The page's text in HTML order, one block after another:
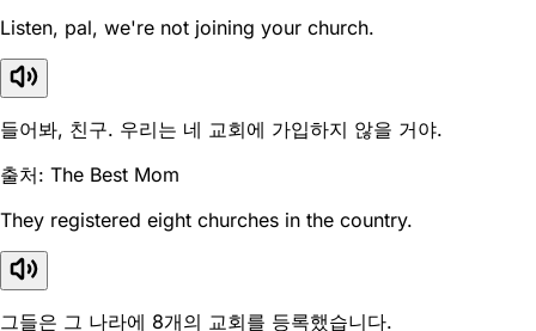
Listen, pal, we're not joining your church.
들어봐, 친구. 우리는 네 교회에 가입하지 않을 거야.
출처: The Best Mom
They registered eight churches in the country.
그들은 그 나라에 8개의 교회를 등록했습니다.